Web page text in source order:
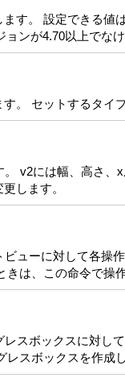
す。 設定できる値
ンが4.70以上でなけ
。 セットするタイ
v2には幅、高さ
します。
ューに対して各操
は、この命令で操
スボックスに対し
スボックスを作成